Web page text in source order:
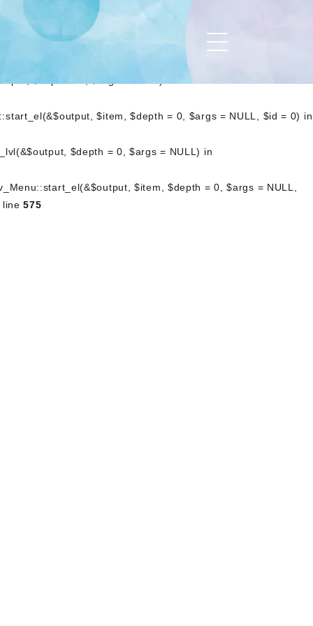
$depth = 0, $args = NULL) in
$item, $depth = 0, $args =
on line
$depth = 0, $args = NULL) in
$item, $depth = 0, $args = NULL, $id = 0) in
$depth = 0, $args = NULL) in
$item, $depth = 0, $args = NULL,
line575